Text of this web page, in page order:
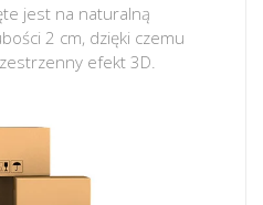
jest na naturalną
2 cm, dzięki czemu
efekt 3D.